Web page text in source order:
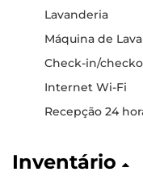
Lavanderia
Máquina de
Check-in/
Internet Wi-Fi
Recepção 24
Inventário